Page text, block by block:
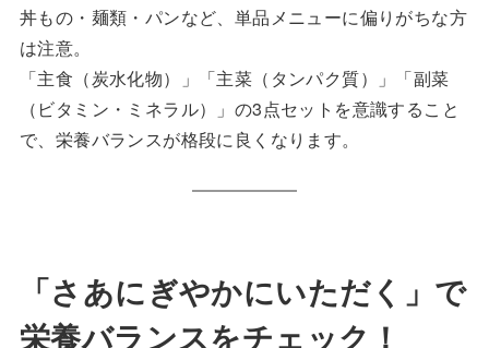
丼もの・麺類・パンなど、単品メニューに偏りがちな方
は注意。
「主食（炭水化物）」「主菜（タンパク質）」「副菜
（ビタミン・ミネラル）」の3点セットを意識すること
で、栄養バランスが格段に良くなります。
「さあにぎやかにいただく」で
栄養バランスをチェック！